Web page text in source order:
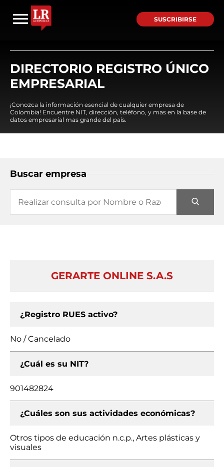
SUSCRIBIRSE
DIRECTORIO REGISTRO ÚNICO
EMPRESARIAL
¡Conozca la información esencial de cualquier empresa de
Colombia! Encuentre NIT, dirección, teléfono, y mas en la base de
datos empresarial mas grande del país.
Buscar empresa
GERARTE ONLINE S.A.S
¿Registro RUES activo?
No / Cancelado
¿Cuál es su NIT?
901482824
¿Cuáles son sus actividades económicas?
Otros tipos de educación n.c.p., Artes plásticas y
visuales